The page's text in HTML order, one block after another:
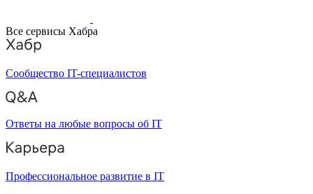
Все сервисы Хабра
Сообщество IT-специалистов
Ответы на любые вопросы об IT
Профессиональное развитие в IT